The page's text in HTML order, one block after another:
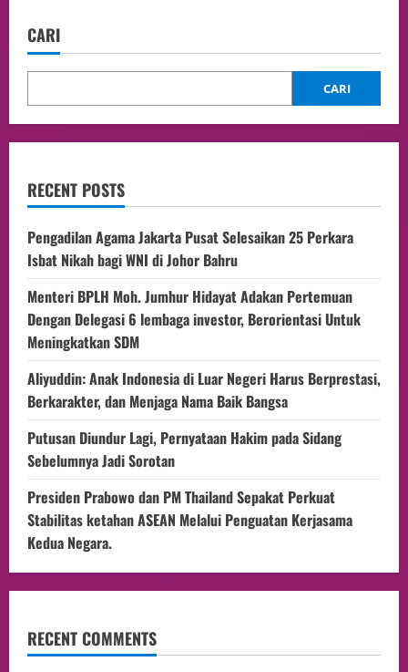
CARI
CARI
RECENT POSTS
Pengadilan Agama Jakarta Pusat Selesaikan 25 Perkara
Isbat Nikah bagi WNI di Johor Bahru
Menteri BPLH Moh. Jumhur Hidayat Adakan Pertemuan
Dengan Delegasi 6 lembaga investor, Berorientasi Untuk
Meningkatkan SDM
Aliyuddin: Anak Indonesia di Luar Negeri Harus Berprestasi,
Berkarakter, dan Menjaga Nama Baik Bangsa
Putusan Diundur Lagi, Pernyataan Hakim pada Sidang
Sebelumnya Jadi Sorotan
Presiden Prabowo dan PM Thailand Sepakat Perkuat
Stabilitas ketahan ASEAN Melalui Penguatan Kerjasama
Kedua Negara.
RECENT COMMENTS